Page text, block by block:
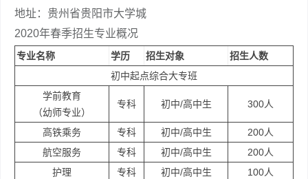
地址：贵州省贵阳市大学城
2020年春季招生专业概况
专业名称 学历 招生对象
招生人数
初中起点综合大专班
学前教育
（幼师专业）
专科 初中/高中生 300人
高铁乘务 专科 初中/高中生
200人
航空服务
专科 初中/高中生
200人
护理
专科 初中/高中生
100人